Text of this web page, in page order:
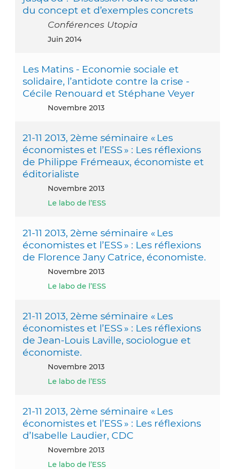
du concept et d’exemples concrets
Conférences Utopia
juin 2014
Les Matins - Economie sociale et
solidaire, l’antidote contre la crise -
Cécile Renouard et Stéphane Veyer
novembre 2013
21-11 2013, 2ème séminaire « Les
économistes et l’ESS » : Les réflexions
de Philippe Frémeaux, économiste et
éditorialiste
novembre 2013
Le labo de l’ESS
21-11 2013, 2ème séminaire « Les
économistes et l’ESS » : Les réflexions
de Florence Jany Catrice, économiste.
novembre 2013
Le labo de l’ESS
21-11 2013, 2ème séminaire « Les
économistes et l’ESS » : Les réflexions
de Jean-Louis Laville, sociologue et
économiste.
novembre 2013
Le labo de l’ESS
21-11 2013, 2ème séminaire « Les
économistes et l’ESS » : Les réflexions
d’Isabelle Laudier, CDC
novembre 2013
Le labo de l’ESS